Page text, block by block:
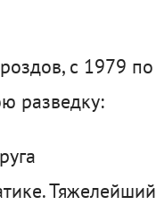
с 1979 по
разведку:
Тяжелейший